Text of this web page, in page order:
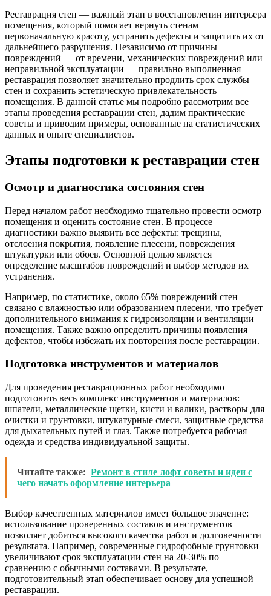
Реставрация стен — важный этап в восстановлении интерьера
помещения, который помогает вернуть стенам
первоначальную красоту, устранить дефекты и защитить их от
дальнейшего разрушения. Независимо от причины
повреждений — от времени, механических повреждений или
неправильной эксплуатации — правильно выполненная
реставрация позволяет значительно продлить срок службы
стен и сохранить эстетическую привлекательность
помещения. В данной статье мы подробно рассмотрим все
этапы проведения реставрации стен, дадим практические
советы и приводим примеры, основанные на статистических
данных и опыте специалистов.
Этапы подготовки к реставрации стен
Осмотр и диагностика состояния стен
Перед началом работ необходимо тщательно провести осмотр
помещения и оценить состояние стен. В процессе
диагностики важно выявить все дефекты: трещины,
отслоения покрытия, появление плесени, повреждения
штукатурки или обоев. Основной целью является
определение масштабов повреждений и выбор методов их
устранения.
Например, по статистике, около 65% повреждений стен
связано с влажностью или образованием плесени, что требует
дополнительного внимания к гидроизоляции и вентиляции
помещения. Также важно определить причины появления
дефектов, чтобы избежать их повторения после реставрации.
Подготовка инструментов и материалов
Для проведения реставрационных работ необходимо
подготовить весь комплекс инструментов и материалов:
шпатели, металлические щетки, кисти и валики, растворы для
очистки и грунтовки, штукатурные смеси, защитные средства
для дыхательных путей и глаз. Также потребуется рабочая
одежда и средства индивидуальной защиты.
Читайте также: Ремонт в стиле лофт советы и идеи с
чего начать оформление интерьера
Выбор качественных материалов имеет большое значение:
использование проверенных составов и инструментов
позволяет добиться высокого качества работ и долговечности
результата. Например, современные гидрофобные грунтовки
увеличивают срок эксплуатации стен на 20-30% по
сравнению с обычными составами. В результате,
подготовительный этап обеспечивает основу для успешной
реставрации.